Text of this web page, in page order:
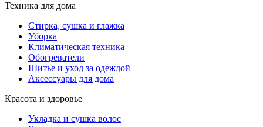
Техника для дома
Стирка, сушка и глажка
Уборка
Климатическая техника
Обогреватели
Шитье и уход за одеждой
Аксессуары для дома
Красота и здоровье
Укладка и сушка волос